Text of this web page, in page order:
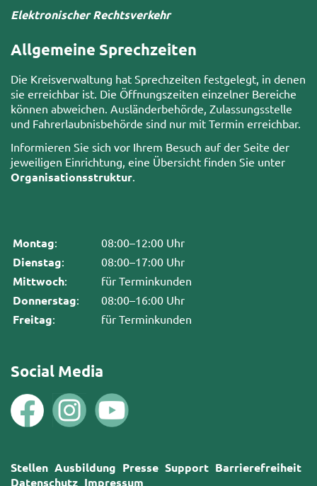
Elektronischer Rechtsverkehr
Allgemeine Sprechzeiten
Die Kreisverwaltung hat Sprechzeiten festgelegt, in denen
sie erreichbar ist. Die Öffnungszeiten einzelner Bereiche
können abweichen. Ausländerbehörde, Zulassungsstelle
und Fahrerlaubnisbehörde sind nur mit Termin erreichbar.
Informieren Sie sich vor Ihrem Besuch auf der Seite der
jeweiligen Einrichtung, eine Übersicht finden Sie unter
Organisationsstruktur
Montag: 08:00–12:00 Uhr
Dienstag: 08:00–17:00 Uhr
Mittwoch: für Terminkunden
Donnerstag: 08:00–16:00 Uhr
Freitag: für Terminkunden
Social Media
Stellen Ausbildung Presse Support Barrierefreiheit
Datenschutz Impressum